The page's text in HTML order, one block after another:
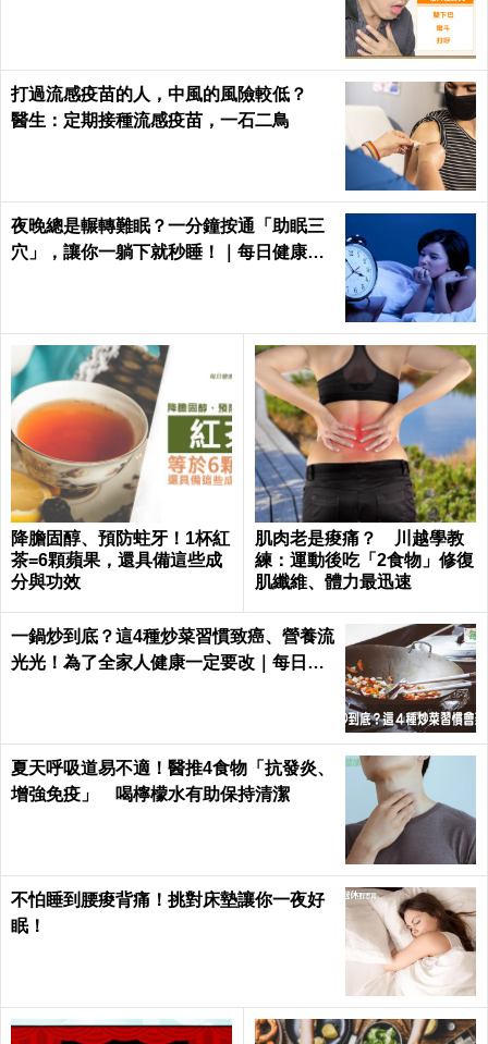
打過流感疫苗的人，中風的風險較低？
醫生：定期接種流感疫苗，一石二鳥
夜晚總是輾轉難眠？一分鐘按通「助眠三
穴」，讓你一躺下就秒睡！｜每日健康He
降膽固醇、預防蛀牙！1杯紅
茶=6顆蘋果，還具備這些成
分與功效
肌肉老是痠痛？ 川越學教
練：運動後吃「2食物」修復
肌纖維、體力最迅速
一鍋炒到底？這4種炒菜習慣致癌、營養流
光光！為了全家人健康一定要改｜每日健
夏天呼吸道易不適！醫推4食物「抗發炎、
增強免疫」 喝檸檬水有助保持清潔
不怕睡到腰痠背痛！挑對床墊讓你一夜好
眠！